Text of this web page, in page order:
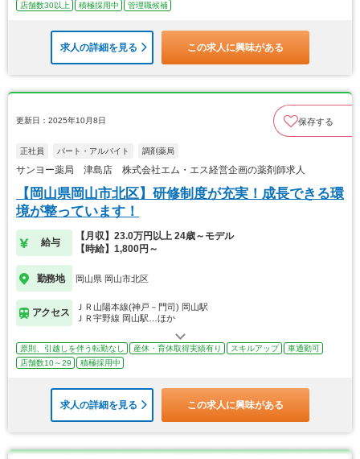
店舗数30以上
積極採用中 管理職候補
求人の詳細を見る この求人に興味がある
更新日：2025年10月8日 保存する
正社員 パート・アルバイト 調剤薬局
サンヨー薬局 津島店 株式会社エム・エス経営企画の薬剤師求人
【岡山県岡山市北区】研修制度が充実！成長できる環
境が整っています！
給与
【月収】23.0万円以上 24歳～モデル
【時給】1,800円～
勤務地 岡山県 岡山市北区
アクセス
ＪＲ山陽本線(神戸－門司) 岡山駅
ＪＲ宇野線 岡山駅…ほか
原則、引越しを伴う転勤なし 産休・育休取得実績有り スキルアップ
車通勤可
店舗数10～29
積極採用中
求人の詳細を見る この求人に興味がある